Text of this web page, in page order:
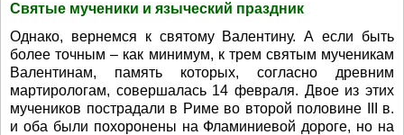
Святые мученики и языческий праздник
Однако, вернемся к святому Валентину. А если быть
более точным – как минимум, к трем святым мученикам
Валентинам, память которых, согласно древним
мартирологам, совершалась 14 февраля. Двое из этих
мучеников пострадали в Риме во второй половине III в.
и оба были похоронены на Фламиниевой дороге, но на